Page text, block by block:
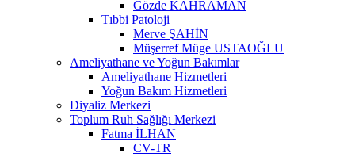
Gözde KAHRAMAN
Tıbbi Patoloji
Merve ŞAHİN
Müşerref Müge USTAOĞLU
Ameliyathane ve Yoğun Bakımlar
Ameliyathane Hizmetleri
Yoğun Bakım Hizmetleri
Diyaliz Merkezi
Toplum Ruh Sağlığı Merkezi
Fatma İLHAN
CV-TR